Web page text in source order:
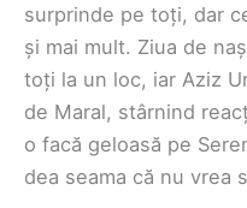
surprinde pe toți, dar
și mai mult. Ziua de
toți la un loc, iar Aziz
de Maral, stârnind
o facă geloasă pe
dea seama că nu vrea